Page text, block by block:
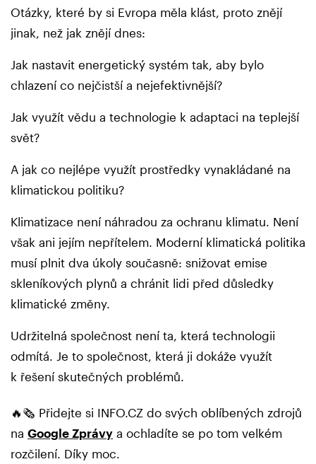
Otázky, které by si Evropa měla klást, proto znějí
jinak, než jak znějí dnes:
Jak nastavit energetický systém tak, aby bylo
chlazení co nejčistší a nejefektivnější?
Jak využít vědu a technologie k adaptaci na teplejší
svět?
A jak co nejlépe využít prostředky vynakládané na
klimatickou politiku?
Klimatizace není náhradou za ochranu klimatu. Není
však ani jejím nepřítelem. Moderní klimatická politika
musí plnit dva úkoly současně: snižovat emise
skleníkových plynů a chránit lidi před důsledky
klimatické změny.
Udržitelná společnost není ta, která technologii
odmítá. Je to společnost, která ji dokáže využít
k řešení skutečných problémů.
🔥🗞️ Přidejte si INFO.CZ do svých oblíbených zdrojů
na Google Zprávy a ochladíte se po tom velkém
rozčilení. Díky moc.